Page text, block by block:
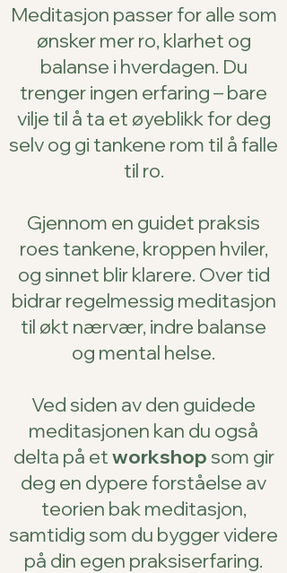
Meditasjon passer for alle som
ønsker mer ro, klarhet og
balanse i hverdagen. Du
trenger ingen erfaring – bare
vilje til å ta et øyeblikk for deg
selv og gi tankene rom til å falle
til ro.
Gjennom en guidet praksis
roes tankene, kroppen hviler,
og sinnet blir klarere. Over tid
bidrar regelmessig meditasjon
til økt nærvær, indre balanse
og mental helse.
Ved siden av den guidede
meditasjonen kan du også
delta på etworkshop som gir
deg en dypere forståelse av
teorien bak meditasjon,
samtidig som du bygger videre
på din egen praksiserfaring.